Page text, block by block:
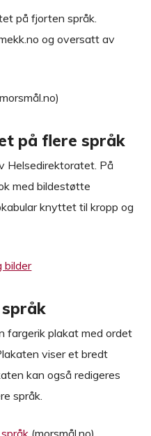
på fjorten språk.
og oversatt av
på flere språk
Helsedirektoratet. På
med bildestøtte
knyttet til kropp og
bilder
fargerik plakat med ordet
viser et bredt
kan også redigeres
språk.